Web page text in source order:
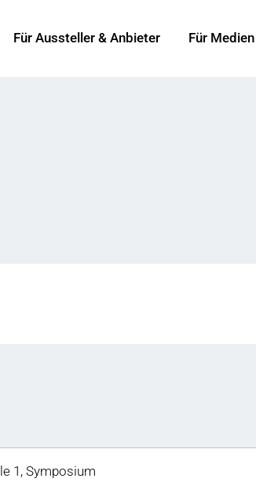
Für Aussteller & Anbieter Für Medien
1, Symposium